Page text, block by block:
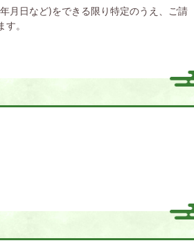
月日など)をできる限り特定のうえ、ご請
。